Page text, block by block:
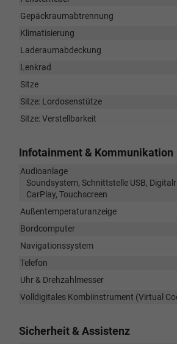
Gepäckraumabtrennung
Klimatisierung
Laderaumabdeckung
Lenkrad
Sitze
Sitze: Lordosenstütze
Sitze: Verstellbarkeit
Infotainment & Kommunikation
Audioanlage
Soundsystem, Schnittstelle USB,
CarPlay, Touchscreen
Außentemperaturanzeige
Bordcomputer
Navigationssystem
Telefon
Uhr & Drehzahlmesser
Volldigitales Kombiinstrument (Virtual
Sicherheit & Assistenz